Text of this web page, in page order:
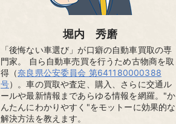
堀内 秀磨
「後悔ない車選び」が口癖の自動車買取の専
門家。 自ら自動車売買を行うため古物商を取
得（奈良県公安委員会 第641180000388
号）。車の買取や査定、購入、さらに交通ル
ールや最新情報まであらゆる情報を網羅。"か
んたんにわかりやすく"をモットーに効果的な
解決方法を教えます。